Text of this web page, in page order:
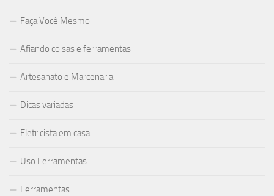
Faça Você Mesmo
Afiando coisas e ferramentas
Artesanato e Marcenaria
Dicas variadas
Eletricista em casa
Uso Ferramentas
Ferramentas